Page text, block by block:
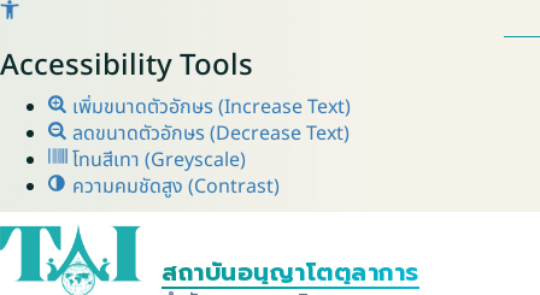
Accessibility Tools
เพิ่มขนาดตัวอักษร (Increase Text)
ลดขนาดตัวอักษร (Decrease Text)
โทนสีเทา (Greyscale)
ความคมชัดสูง (Contrast)